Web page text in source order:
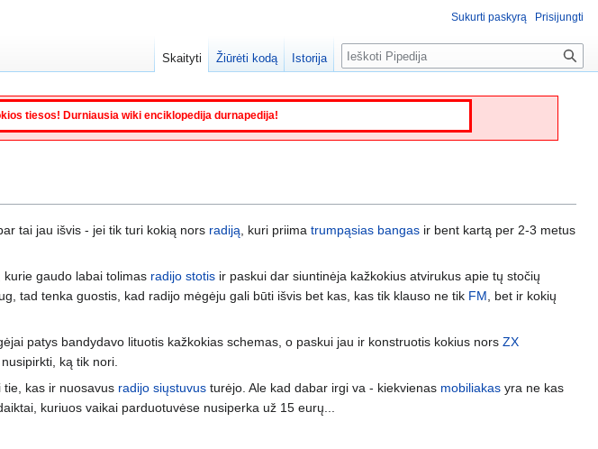
tiesos! Durniausia wiki enciklopedija durnapedija!
tai jau išvis - jei tik turi kokią nors radiją , kuri priima trumpąsias bangas ir bent kartą per 2-3 metus
gaudo labai tolimas radijo stotis ir paskui dar siuntinėja kažkokius atvirukus apie tų stočių
tad tenka guostis, kad radijo mėgėju gali būti išvis bet kas, kas tik klauso ne tik FM , bet ir kokių
patys bandydavo lituotis kažkokias schemas, o paskui jau ir konstruotis kokius nors ZX
ką tik nori.
kas ir nuosavus radijo siųstuvus turėjo. Ale kad dabar irgi va - kiekvienas mobiliakas yra ne kas
kuriuos vaikai parduotuvėse nusiperka už 15 eurų...
Sukurti paskyrą Prisijungti
Skaityti Žiūrėti kodą Istorija Paieška